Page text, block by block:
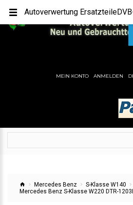
MEIN KONTO ANMELDEN
Mercedes Benz S-Klasse W140
Mercedes Benz S-Klasse W220 DTR-